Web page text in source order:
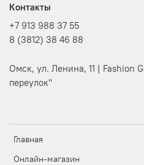
Главная
Онлайн-магазин
Контакты
+7 913 988 37 55
8 (3812) 38 46 88
Омск, ул. Ленина, 11 | Fashion
переулок"